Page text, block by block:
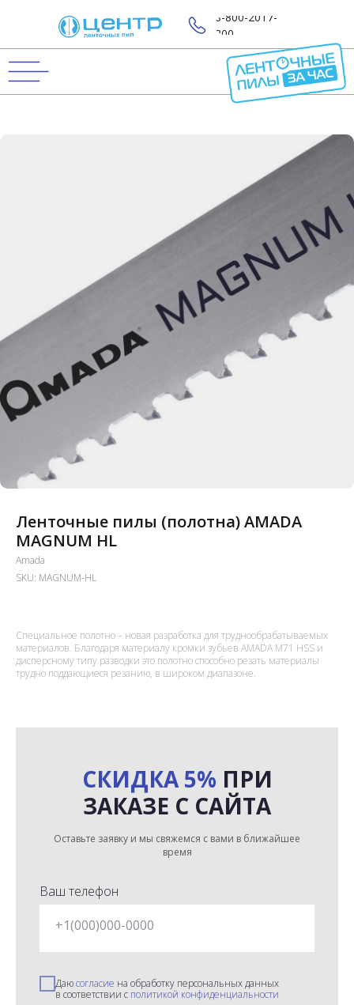
8-800-2017-
800
Ленточные пилы (полотна) AMADA
MAGNUM HL
Amada
SKU: MAGNUM-HL
Специальное полотно – новая разработка для труднообрабатываемых
материалов. Благодаря материалу кромки зубьев AMADA M71 HSS и
дисперсному типу разводки это полотно способно резать материалы
трудно поддающиеся резанию, в широком диапазоне.
СКИДКА 5% ПРИ
ЗАКАЗЕ С САЙТА
Оставьте заявку и мы свяжемся с вами в ближайшее
время
Ваш телефон
+1(000)000-0000
Даюсогласие на обработку персональных данных
в соответствии с политикой конфиденциальности